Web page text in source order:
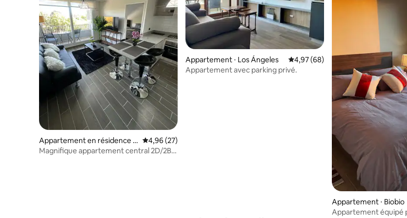
Appartement en résidence ⋅
Los Ángeles
Évaluation moyenne sur la base de 27 commentaires : 4,96 sur 5
4,96 (27)
Magnifique appartement central 2D/2B
Appartement ⋅ Los Ángeles Évaluation moyenne sur la base
4,97 (68)
Appartement avec parking privé.
Appartement ⋅ Biobio
Appartement équipé